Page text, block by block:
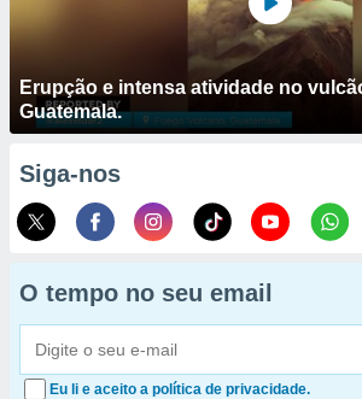
Erupção e intensa atividade no
Guatemala.
Siga-nos
O tempo no seu email
Eu li e aceito a política de privacidade.